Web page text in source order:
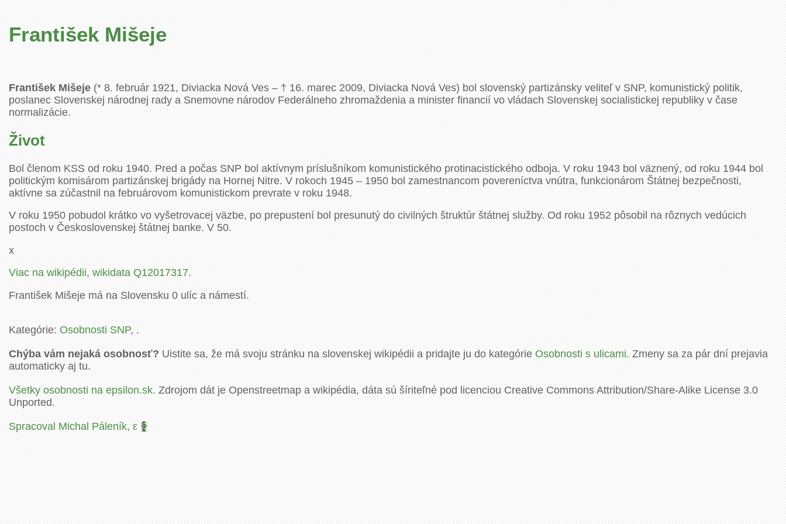
František Mišeje
František Mišeje(* 8. február 1921, Diviacka Nová Ves – † 16. marec 2009, Diviacka Nová Ves) bol slovenský partizánsky veliteľ v SNP, komunistický politik,
poslanec Slovenskej národnej rady a Snemovne národov Federálneho zhromaždenia a minister financií vo vládach Slovenskej socialistickej republiky v čase
normalizácie.
Život
Bol členom KSS od roku 1940. Pred a počas SNP bol aktívnym príslušníkom komunistického protinacistického odboja. V roku 1943 bol väznený, od roku 1944 bol
politickým komisárom partizánskej brigády na Hornej Nitre. V rokoch 1945 – 1950 bol zamestnancom povereníctva vnútra, funkcionárom Štátnej bezpečnosti,
aktívne sa zúčastnil na februárovom komunistickom prevrate v roku 1948.
V roku 1950 pobudol krátko vo vyšetrovacej väzbe, po prepustení bol presunutý do civilných štruktúr štátnej služby. Od roku 1952 pôsobil na rôznych vedúcich
postoch v Československej štátnej banke. V 50.
x
Viac na wikipédii,wikidata Q12017317.
František Mišeje má na Slovensku 0 ulíc a námestí.
Kategórie:Osobnosti SNP, .
Chýba vám nejaká osobnosť?Uistite sa, že má svoju stránku na slovenskej wikipédii a pridajte ju do kategórieOsobnosti s ulicami. Zmeny sa za pár dní prejavia
automaticky aj tu.
Všetky osobnosti na epsilon.sk.Zdrojom dát je Openstreetmap a wikipédia, dáta sú šíriteľné pod licenciou Creative Commons Attribution/Share-Alike License 3.0
Unported.
Spracoval Michal Páleník,ε